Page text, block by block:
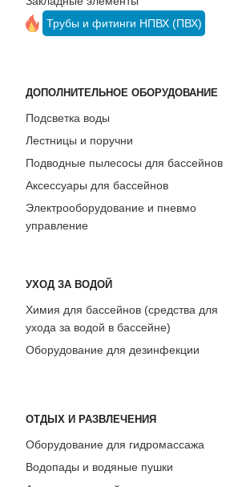
Трубы и фитинги НПВХ (ПВХ)
ДОПОЛНИТЕЛЬНОЕ ОБОРУДОВАНИЕ
Подсветка воды
Лестницы и поручни
Подводные пылесосы для бассейнов
Аксессуары для бассейнов
Электрооборудование и пневмо
управление
УХОД ЗА ВОДОЙ
Химия для бассейнов (средства для
ухода за водой в бассейне)
Оборудование для дезинфекции
ОТДЫХ И РАЗВЛЕЧЕНИЯ
Оборудование для гидромассажа
Водопады и водяные пушки